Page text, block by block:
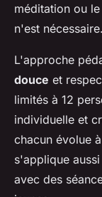
méditation ou
n'est nécessaire.
L'approche
douce et
limités à 12
individuelle et
chacun évolue
s'applique
avec des